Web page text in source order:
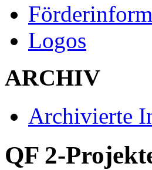
Logos
ARCHIV
Archivierte
QF 2-